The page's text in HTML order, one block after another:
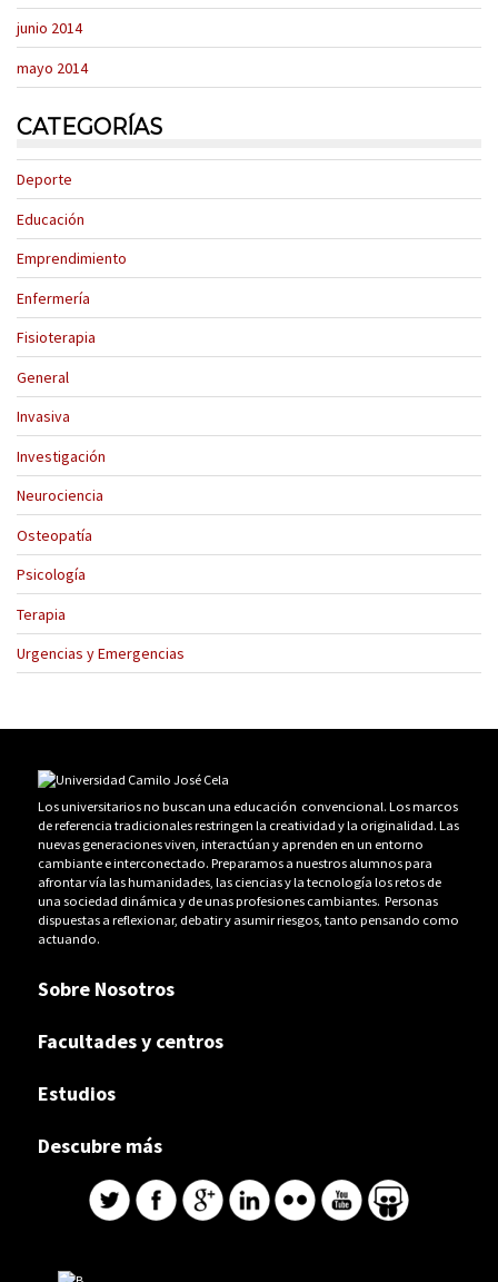
junio 2014
mayo 2014
CATEGORÍAS
Deporte
Educación
Emprendimiento
Enfermería
Fisioterapia
General
Invasiva
Investigación
Neurociencia
Osteopatía
Psicología
Terapia
Urgencias y Emergencias
Los universitarios no buscan una educación convencional. Los marcos
de referencia tradicionales restringen la creatividad y la originalidad. Las
nuevas generaciones viven, interactúan y aprenden en un entorno
cambiante e interconectado. Preparamos a nuestros alumnos para
afrontar vía las humanidades, las ciencias y la tecnología los retos de
una sociedad dinámica y de unas profesiones cambiantes. Personas
dispuestas a reflexionar, debatir y asumir riesgos, tanto pensando como
actuando.
Sobre Nosotros
Facultades y centros
Estudios
Descubre más